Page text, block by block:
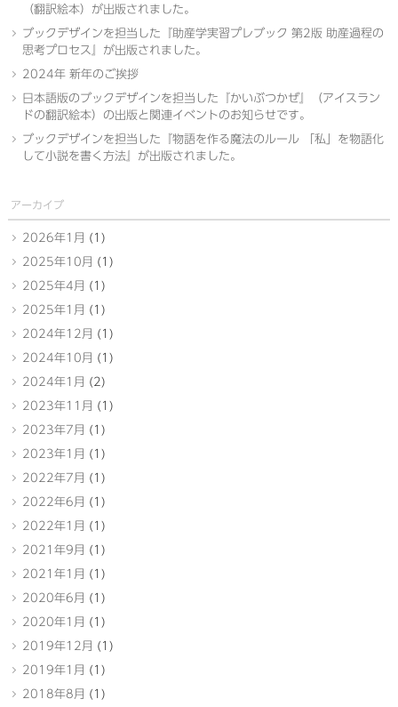
（翻訳絵本）が出版されました。
ブックデザインを担当した『助産学実習プレブック 第2版 助産過程の
思考プロセス』が出版されました。
2024年 新年のご挨拶
日本語版のブックデザインを担当した『かいぶつかぜ』（アイスラン
ドの翻訳絵本）の出版と関連イベントのお知らせです。
ブックデザインを担当した『物語を作る魔法のルール 「私」を物語化
して小説を書く方法』が出版されました。
アーカイブ
2026年1月 (1)
2025年10月 (1)
2025年4月 (1)
2025年1月 (1)
2024年12月 (1)
2024年10月 (1)
2024年1月 (2)
2023年11月 (1)
2023年7月 (1)
2023年1月 (1)
2022年7月 (1)
2022年6月 (1)
2022年1月 (1)
2021年9月 (1)
2021年1月 (1)
2020年6月 (1)
2020年1月 (1)
2019年12月 (1)
2019年1月 (1)
2018年8月 (1)